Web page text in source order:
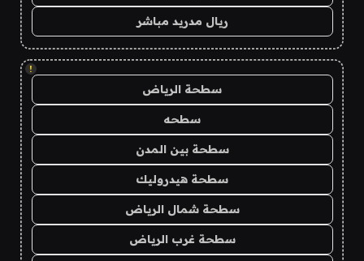
ريال مدريد مباشر
!
سطحة الرياض
سطحه
سطحة بين المدن
سطحة هيدروليك
سطحة شمال الرياض
سطحة غرب الرياض